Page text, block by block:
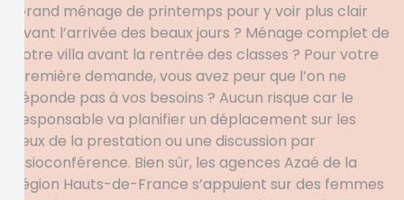
Grand ménage de printemps pour y voir plus clair
avant l’arrivée des beaux jours ? Ménage complet de
votre villa avant la rentrée des classes ? Pour votre
première demande, vous avez peur que l’on ne
réponde pas à vos besoins ? Aucun risque car le
responsable va planifier un déplacement sur les
lieux de la prestation ou une discussion par
visioconférence. Bien sûr, les agences Azaé de la
région Hauts-de-France s’appuient sur des femmes